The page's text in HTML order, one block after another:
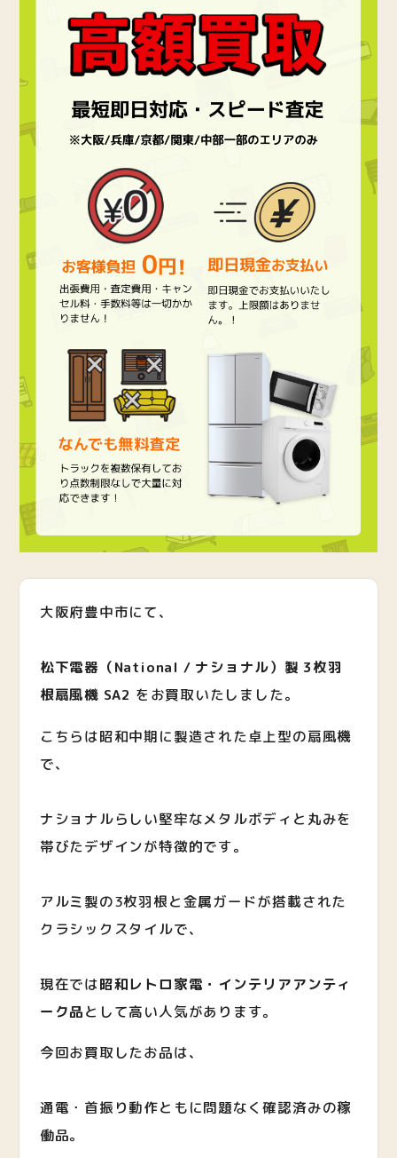
大阪府豊中市にて、
松下電器（National / ナショナル）製 3枚羽
根扇風機 SA2 をお買取いたしました。
こちらは昭和中期に製造された卓上型の扇風機
で、
ナショナルらしい堅牢なメタルボディと丸みを
帯びたデザインが特徴的です。
アルミ製の3枚羽根と金属ガードが搭載された
クラシックスタイルで、
現在では昭和レトロ家電・インテリアアンティ
ーク品として高い人気があります。
今回お買取したお品は、
通電・首振り動作ともに問題なく確認済みの稼
働品。